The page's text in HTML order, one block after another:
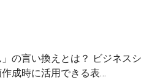
」の言い換えとは？ ビジネスシ
成時に活用できる表…